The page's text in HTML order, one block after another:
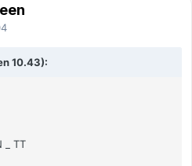
10.43):
_ TT